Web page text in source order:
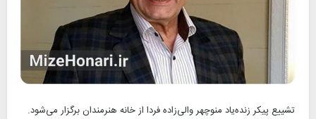
تشییع پیکر زنده‌یاد منوچهر والی‌زاده فردا از خانه هنرمندان برگزار می‌شود.